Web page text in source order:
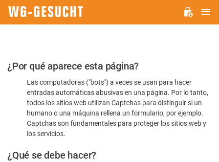
Por
favor,
confirme
humano
¿Por qué aparece esta página?
Las computadoras ("bots") a veces se usan para hacer
entradas automáticas abusivas en una página. Por lo tanto,
todos los sitios web utilizan Captchas para distinguir si un
humano o una máquina rellena un formulario, por ejemplo.
Captchas son fundamentales para proteger los sitios web y
los servicios.
¿Qué se debe hacer?